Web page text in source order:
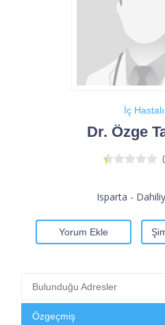
İç
Dr. Özge
Isparta -
Yorum Ekle
Bulunduğu Adresler
Özgeçmiş